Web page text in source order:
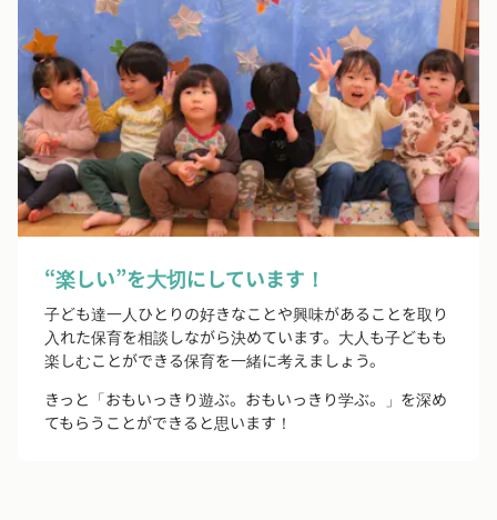
“楽しい”を大切にしています！
子ども達一人ひとりの好きなことや興味があることを取り
入れた保育を相談しながら決めています。大人も子どもも
楽しむことができる保育を一緒に考えましょう。
きっと「おもいっきり遊ぶ。おもいっきり学ぶ。」を深め
てもらうことができると思います！